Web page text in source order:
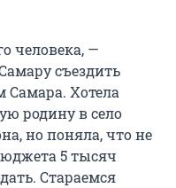
человека, —
съездить
Самара. Хотела
родину в село
но поняла, что не
5 тысяч
Стараемся